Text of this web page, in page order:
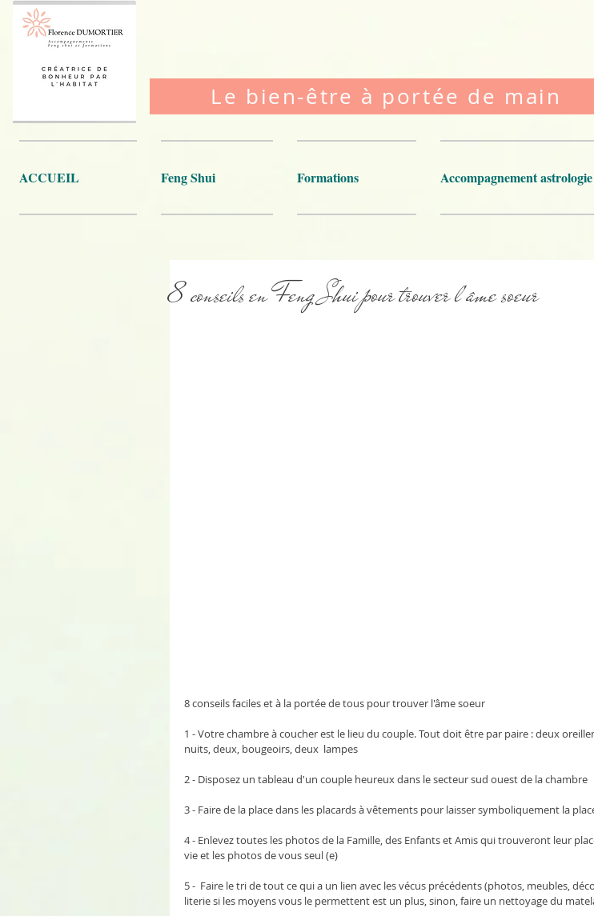
Le bien-être à portée de main
ACCUEIL Feng Shui Formations Accompagnement
8 conseils en Feng Shui pour trouver l'âme soeur
8 conseils faciles et à la portée de tous pour trouver l'âme soeur
1 - Votre chambre à coucher est le lieu du couple. Tout doit être par paire : deux
nuits, deux, bougeoirs, deux  lampes
2 - Disposez un tableau d'un couple heureux dans le secteur sud ouest de la chambre
3 - Faire de la place dans les placards à vêtements pour laisser symboliquement la
4 - Enlevez toutes les photos de la Famille, des Enfants et Amis qui trouveront leur
vie et les photos de vous seul (e)
5 -  Faire le tri de tout ce qui a un lien avec les vécus précédents (photos, meubles,
literie si les moyens vous le permettent est un plus, sinon, faire un nettoyage du